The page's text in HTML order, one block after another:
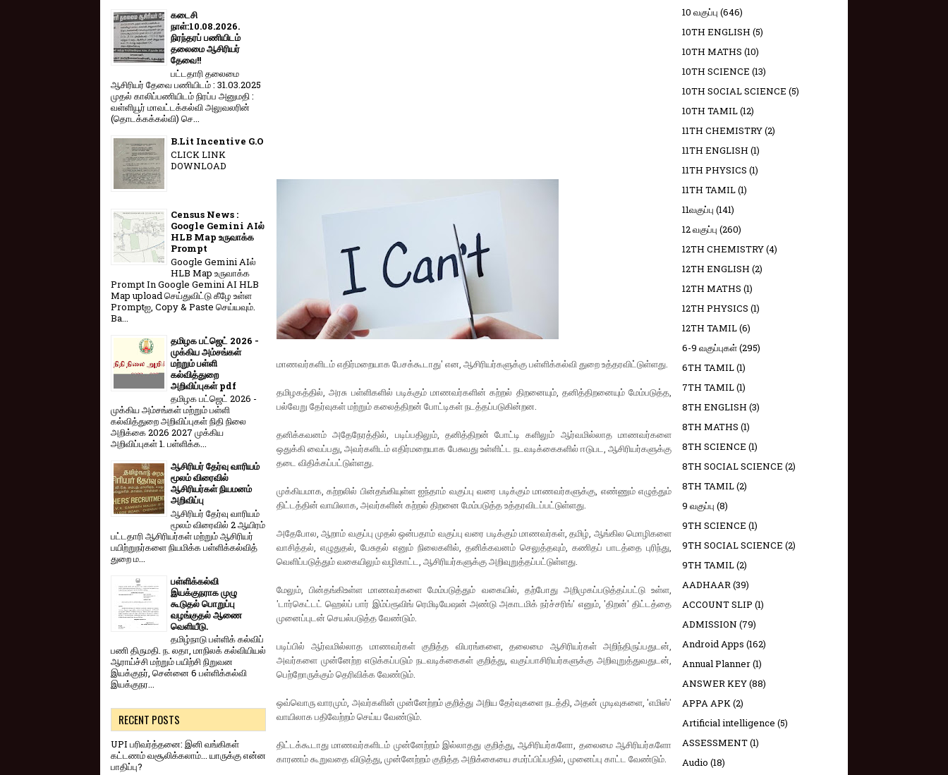
மாணவர்களிடம் எதிர்மறையாக பேசக்கூடாது' என, ஆசிரியர்களுக்கு பள்ளிக்கல்வி துறை உத்தரவிட்டுள்ளது.
தமிழகத்தில், அரசு பள்ளிகளில் படிக்கும் மாணவர்களின் கற்றல் திறனையும், தனித்திறனையும் மேம்படுத்த,
பல்வேறு தேர்வுகள் மற்றும் கலைத்திறன் போட்டிகள் நடத்தப்படுகின்றன.
தனிக்கவனம் அதேநேரத்தில், படிப்பதிலும், தனித்திறன் போட்டி களிலும் ஆர்வமில்லாத மாணவர்களை
ஒதுக்கி வைப்பது, அவர்களிடம் எதிர்மறையாக பேசுவது உள்ளிட்ட நடவடிக்கைகளில் ஈடுபட, ஆசிரியர்களுக்கு
தடை விதிக்கப்பட்டுள்ளது.
முக்கியமாக, கற்றலில் பின்தங்கியுள்ள ஐந்தாம் வகுப்பு வரை படிக்கும் மாணவர்களுக்கு, எண்ணும் எழுத்தும்
திட்டத்தின் வாயிலாக, அவர்களின் கற்றல் திறனை மேம்படுத்த உத்தரவிடப்பட்டுள்ளது.
அதேபோல, ஆறாம் வகுப்பு முதல் ஒன்பதாம் வகுப்பு வரை படிக்கும் மாணவர்கள், தமிழ், ஆங்கில மொழிகளை
வாசித்தல், எழுதுதல், பேசுதல் எனும் நிலைகளில், தனிக்கவனம் செலுத்தவும், கணிதப் பாடத்தை புரிந்து,
வெளிப்படுத்தும் வகையிலும் வழிகாட்ட, ஆசிரியர்களுக்கு அறிவுறுத்தப்பட்டுள்ளது.
மேலும், பின்தங்கிஉள்ள மாணவர்களை மேம்படுத்தும் வகையில், தற்போது அறிமுகப்படுத்தப்பட்டு உள்ள,
'டார்கெட்டட் ஹெல்ப் பார் இம்ப்ரூவிங் ரெமிடியேஷன் அண்டு அகாடமிக் நர்ச்சரிங்' எனும், 'திறன்' திட்டத்தை
முனைப்புடன் செயல்படுத்த வேண்டும்.
படிப்பில் ஆர்வமில்லாத மாணவர்கள் குறித்த விபரங்களை, தலைமை ஆசிரியர்கள் அறிந்திருப்பதுடன்,
அவர்களை முன்னேற்ற எடுக்கப்படும் நடவடிக்கைகள் குறித்து, வகுப்பாசிரியர்களுக்கு அறிவுறுத்துவதுடன்,
பெற்றோருக்கும் தெரிவிக்க வேண்டும்.
ஒவ்வொரு வாரமும், அவர்களின் முன்னேற்றம் குறித்து அறிய தேர்வுகளை நடத்தி, அதன் முடிவுகளை, 'எமிஸ்'
வாயிலாக பதிவேற்றம் செய்ய வேண்டும்.
திட்டக்கூடாது மாணவர்களிடம் முன்னேற்றம் இல்லாதது குறித்து, ஆசிரியர்களோ, தலைமை ஆசிரியர்களோ
காரணம் கூறுவதை விடுத்து, முன்னேற்றம் குறித்த அறிக்கையை சமர்ப்பிப்பதில், முனைப்பு காட்ட வேண்டும்.
கடைசி
நாள்:10.08.2026.
நிரந்தரப் பணியிடம்
தலைமை ஆசிரியர்
தேவை!!
பட்டதாரி தலைமை
ஆசிரியர் தேவை பணியிடம் : 31.03.2025
முதல் காலிப்பணியிடம் நிரப்ப அனுமதி :
வள்ளியூர் மாவட்டக்கல்வி அலுவலரின்
(தொடக்கக்கல்வி) செ...
B.Lit Incentive G.O
CLICK LINK
DOWNLOAD
Census News :
Google Gemini AIல்
HLB Map உருவாக்க
Prompt
Google Gemini AIல்
HLB Map உருவாக்க
Prompt In Google Gemini AI HLB
Map upload செய்துவிட்டு கீழே உள்ள
Promptஐ, Copy & Paste செய்யவும்.
Ba...
தமிழக பட்ஜெட் 2026 -
முக்கிய அம்சங்கள்
மற்றும் பள்ளி
கல்வித்துறை
அறிவிப்புகள் pdf
தமிழக பட்ஜெட் 2026 -
முக்கிய அம்சங்கள் மற்றும் பள்ளி
கல்வித்துறை அறிவிப்புகள் நிதி நிலை
அறிக்கை 2026 2027 முக்கிய
அறிவிப்புகள் 1. பள்ளிக்க...
ஆசிரியர் தேர்வு வாரியம்
மூலம் விரைவில்
ஆசிரியர்கள் நியமனம்
அறிவிப்பு
ஆசிரியர் தேர்வு வாரி​யம்
மூலம் விரை​வில் 2 ஆயிரம்
பட்​ட​தாரி ஆசிரியர்​கள் மற்​றும் ஆசிரியர்
பயிற்றுநர்​களை நியமிக்க பள்​ளிக்​கல்​வித்​
துறை ம...
பள்ளிக்கல்வி
இயக்குநராக முழு
கூடுதல் பொறுப்பு
வழங்குதல் ஆணை
வெளியீடு.
தமிழ்நாடு பள்ளிக் கல்விப்
பணி திருமதி. ந. லதா, மாநிலக் கல்வியியல்
ஆராய்ச்சி மற்றும் பயிற்சி நிறுவன
இயக்குநர், சென்னை 6 பள்ளிக்கல்வி
இயக்குநர...
RECENT POSTS
UPI பரிவர்த்தனை: இனி வங்கிகள்
கட்டணம் வசூலிக்கலாம்... யாருக்கு என்ன
பாதிப்பு?
10 வகுப்பு (646)
10TH ENGLISH (5)
10TH MATHS (10)
10TH SCIENCE (13)
10TH SOCIAL SCIENCE (5)
10TH TAMIL(12)
11TH CHEMISTRY(2)
11TH ENGLISH (1)
11TH PHYSICS (1)
11TH TAMIL(1)
11வகுப்பு (141)
12 வகுப்பு (260)
12TH CHEMISTRY(4)
12TH ENGLISH (2)
12TH MATHS (1)
12TH PHYSICS (1)
12TH TAMIL(6)
6-9 வகுப்புகள்(295)
6TH TAMIL(1)
7TH TAMIL(1)
8TH ENGLISH (3)
8TH MATHS (1)
8TH SCIENCE (1)
8TH SOCIAL SCIENCE (2)
8TH TAMIL(2)
9 வகுப்பு (8)
9TH SCIENCE (1)
9TH SOCIAL SCIENCE (2)
9TH TAMIL(2)
AADHAAR(39)
ACCOUNT SLIP (1)
ADMISSION (79)
Android Apps (162)
Annual Planner(1)
ANSWER KEY(88)
APPA APK(2)
Artificial intelligence (5)
ASSESSMENT(1)
Audio (18)